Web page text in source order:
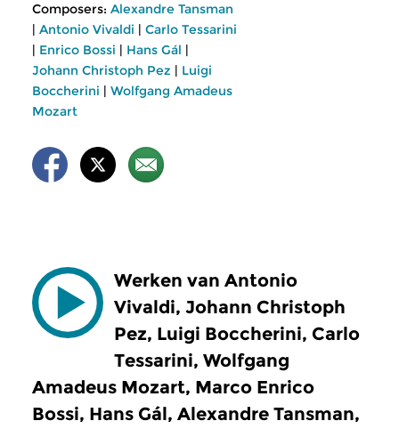
Composers: Alexandre Tansman
| Antonio Vivaldi | Carlo Tessarini
| Enrico Bossi | Hans Gál |
Johann Christoph Pez | Luigi
Boccherini | Wolfgang Amadeus
Mozart
Werken van Antonio
Vivaldi, Johann Christoph
Pez, Luigi Boccherini, Carlo
Tessarini, Wolfgang
Amadeus Mozart, Marco Enrico
Bossi, Hans Gál, Alexandre Tansman,